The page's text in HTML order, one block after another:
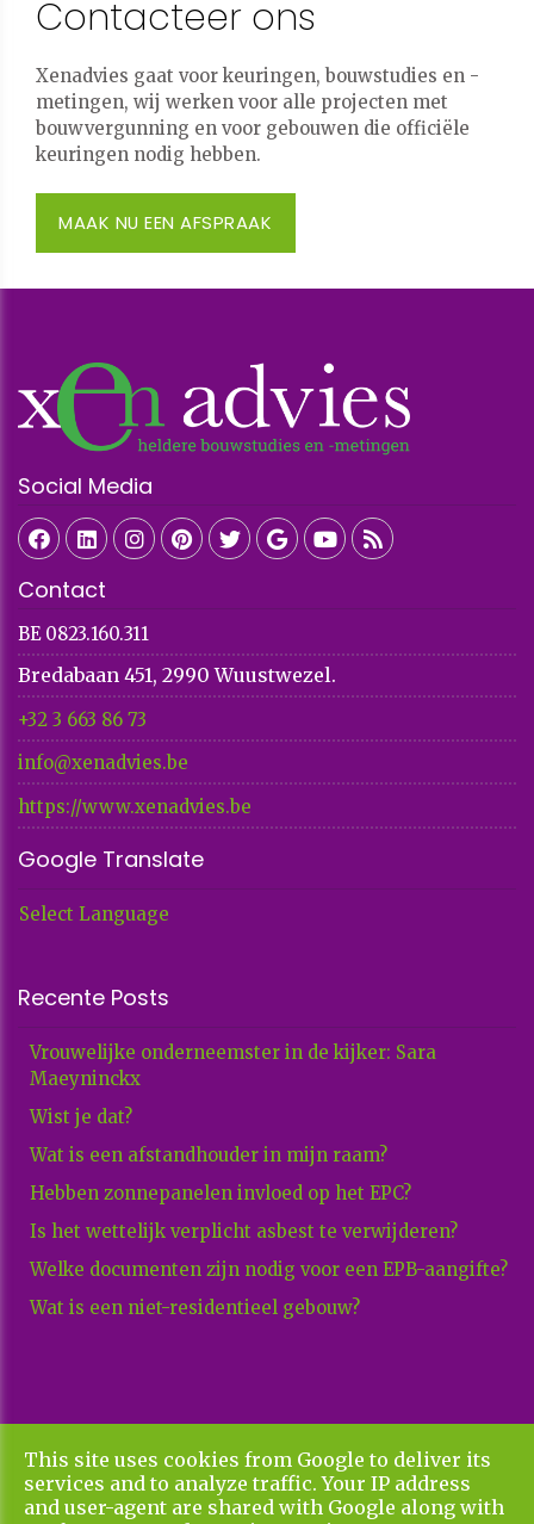
Contacteer ons
Xenadvies gaat voor keuringen, bouwstudies en -
metingen, wij werken voor alle projecten met
bouwvergunning en voor gebouwen die officiële
keuringen nodig hebben.
MAAK NU EEN AFSPRAAK
Social Media
Contact
BE 0823.160.311
Bredabaan 451, 2990 Wuustwezel.
+32 3 663 86 73​​​​​​​
info@xenadvies.be
https://www.xenadvies.be
Google Translate
Select Language
Recente Posts
Vrouwelijke onderneemster in de kijker: Sara
Maeyninckx
Wist je dat?
Wat is een afstandhouder in mijn raam?
Hebben zonnepanelen invloed op het EPC?
Is het wettelijk verplicht asbest te verwijderen?
Welke documenten zijn nodig voor een EPB-aangifte?
Wat is een niet-residentieel gebouw?
Copyright All Rights Reserved © 2026 Xenadvies
Privacy & Cookies
UP-TO-DATE WebDesign
This site uses cookies from Google to deliver its
services and to analyze traffic. Your IP address
and user-agent are shared with Google along with